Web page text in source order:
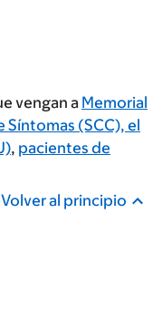
vengan a Memorial
Síntomas (SCC), el
, pacientes de
Volver al principio